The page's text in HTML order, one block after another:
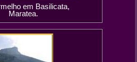
em Basilicata,
Maratea.